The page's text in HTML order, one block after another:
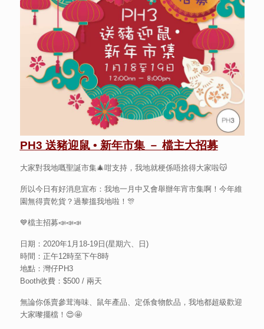
PH3 送豬迎鼠 • 新年市集 － 檔主大招募
大家對我地嘅聖誕市集🎄咁支持，我地就梗係唔捨得大家啦😽
所以今日有好消息宣布：我地一月中又會舉辦年宵市集啊！今年維
園無得賣乾貨？過黎搵我地啦！🎊
💙檔主招募📣📣📣
日期：2020年1月18-19日(星期六、日)
時間：正午12時至下午8時
地點：灣仔PH3
Booth收費：$500 / 兩天
無論你係賣參茸海味、鼠年產品、定係食物飲品，我地都超級歡迎
大家嚟擺檔！😍🤩